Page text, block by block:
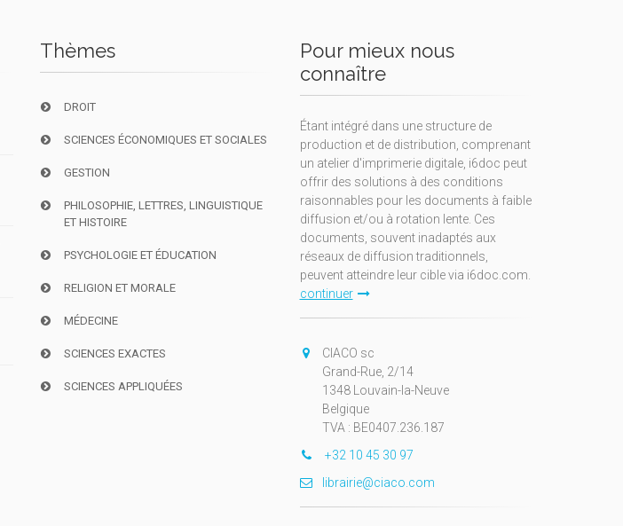
Thèmes
DROIT
SCIENCES ÉCONOMIQUES ET SOCIALES
GESTION
PHILOSOPHIE, LETTRES, LINGUISTIQUE
ET HISTOIRE
PSYCHOLOGIE ET ÉDUCATION
RELIGION ET MORALE
MÉDECINE
SCIENCES EXACTES
SCIENCES APPLIQUÉES
Pour mieux nous
connaître
Étant intégré dans une structure de
production et de distribution, comprenant
un atelier d'imprimerie digitale, i6doc peut
offrir des solutions à des conditions
raisonnables pour les documents à faible
diffusion et/ou à rotation lente. Ces
documents, souvent inadaptés aux
réseaux de diffusion traditionnels,
peuvent atteindre leur cible via i6doc.com.
continuer
CIACO sc
Grand-Rue, 2/14
1348 Louvain-la-Neuve
Belgique
TVA : BE0407.236.187
+32 10 45 30 97
librairie@ciaco.com